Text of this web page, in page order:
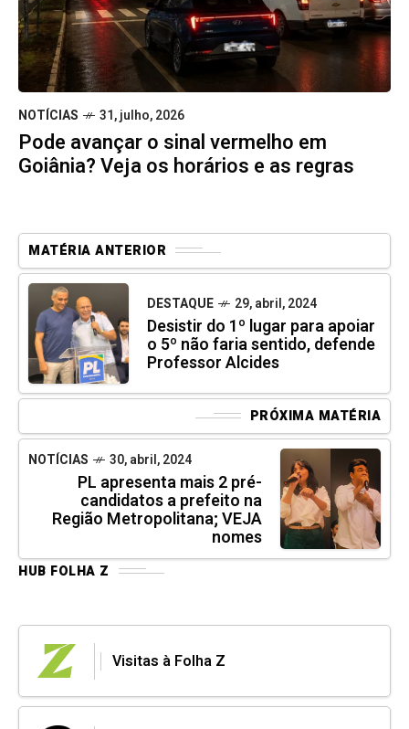
NOTÍCIAS 31, julho, 2026
Pode avançar o sinal vermelho em
Goiânia? Veja os horários e as regras
MATÉRIA ANTERIOR
DESTAQUE 29, abril, 2024
Desistir do 1º lugar para apoiar
o 5º não faria sentido, defende
Professor Alcides
PRÓXIMA MATÉRIA
NOTÍCIAS 30, abril, 2024
PL apresenta mais 2 pré-
candidatos a prefeito na
Região Metropolitana; VEJA
nomes
HUB FOLHA Z
Visitas à Folha Z